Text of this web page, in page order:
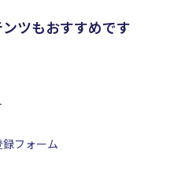
ツもおすすめです
録フォーム